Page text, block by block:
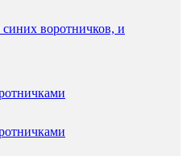
синих воротничков, и